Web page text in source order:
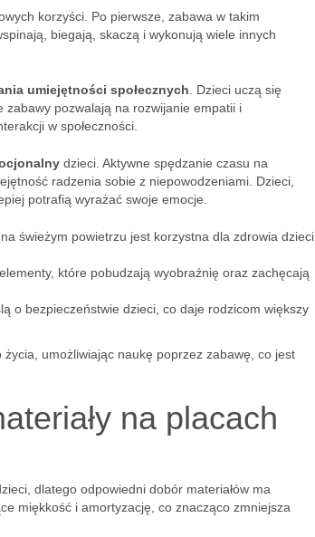
korzyści. Po pierwsze, zabawa w takim
biegają, skaczą i wykonują wiele innych
umiejętności społecznych . Dzieci uczą się
zabawy pozwalają na rozwijanie empatii i
w społeczności.
dzieci. Aktywne spędzanie czasu na
radzenia sobie z niepowodzeniami. Dzieci,
potrafią wyrażać swoje emocje.
świeżym powietrzu jest korzystna dla zdrowia dzieci
które pobudzają wyobraźnię oraz zachęcają
o bezpieczeństwie dzieci, co daje rodzicom większy
umożliwiając naukę poprzez zabawę, co jest
na placach
dlatego odpowiedni dobór materiałów ma
miękkość i amortyzację, co znacząco zmniejsza